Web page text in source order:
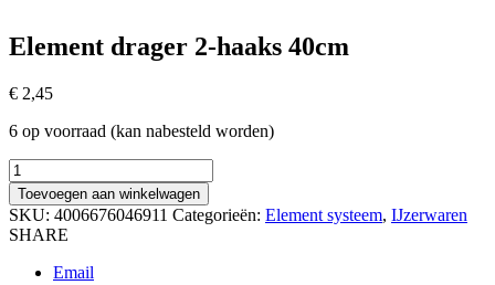
Element drager 2-haaks 40cm
€ 2,45
6 op voorraad (kan nabesteld worden)
Element
drager
2-
haaks
40cm
aantal
Toevoegen aan winkelwagen
SKU: 4006676046911 Categorieën: Element systeem, IJzerwaren
SHARE
Email